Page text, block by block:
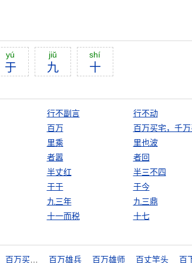
yú
于
jiŭ
九
shí
十
行不副言
行不动
百万
百万买宅，千
里乘
里也波
者嚣
者回
半丈红
半三不四
于于
于今
九三年
九三鼎
十一而税 十七
百万买宅，千万买邻 百万雄兵 百万雄师 百丈竿头 百